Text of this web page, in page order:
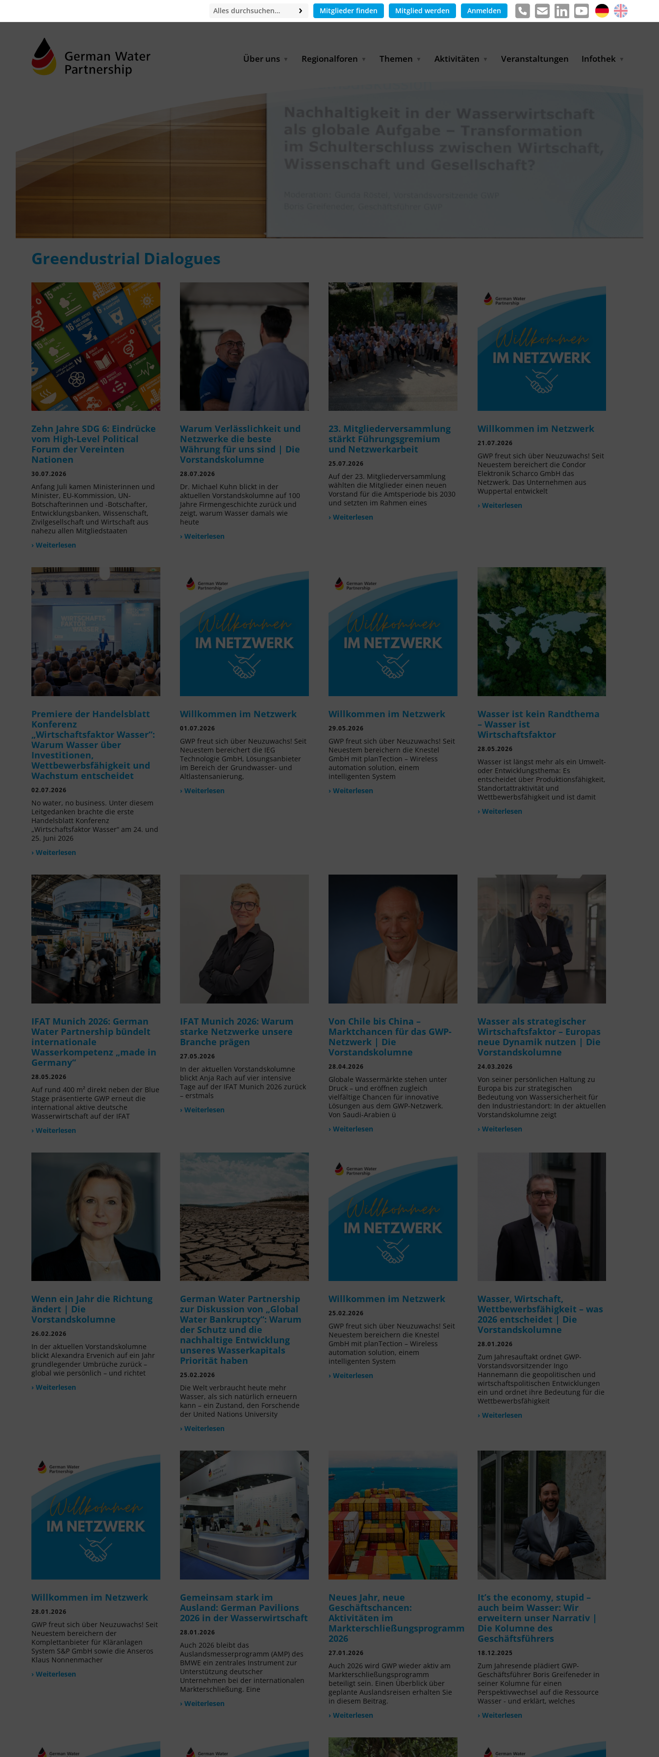
Mitglieder finden Mitglied werden Anmelden
Über uns
Geschäftsstelle
Regionalforen Themen Aktivitäten Veranstaltungen Infothek
Greendustrial Dialogues
Zehn Jahre SDG 6: Eindrücke
vom High-Level Political
Forum der Vereinten
Nationen
30.07.2026
Anfang Juli kamen Ministerinnen und
Minister, EU-Kommission, UN-
Botschafterinnen und -Botschafter,
Entwicklungsbanken, Wissenschaft,
Zivilgesellschaft und Wirtschaft aus
nahezu allen Mitgliedstaaten
› Weiterlesen
Warum Verlässlichkeit und
Netzwerke die beste
Währung für uns sind | Die
Vorstandskolumne
28.07.2026
Dr. Michael Kuhn blickt in der
aktuellen Vorstandskolumne auf 100
Jahre Firmengeschichte zurück und
zeigt, warum Wasser damals wie
heute
› Weiterlesen
23. Mitgliederversammlung
stärkt Führungsgremium
und Netzwerkarbeit
25.07.2026
Auf der 23. Mitgliederversammlung
wählten die Mitglieder einen neuen
Vorstand für die Amtsperiode bis 2030
und setzten im Rahmen eines
› Weiterlesen
Willkommen im Netzwerk
21.07.2026
GWP freut sich über Neuzuwachs! Seit
Neuestem bereichert die Condor
Elektronik Scharco GmbH das
Netzwerk. Das Unternehmen aus
Wuppertal entwickelt
› Weiterlesen
Premiere der Handelsblatt
Konferenz
„Wirtschaftsfaktor Wasser“:
Warum Wasser über
Investitionen,
Wettbewerbsfähigkeit und
Wachstum entscheidet
02.07.2026
No water, no business. Unter diesem
Leitgedanken brachte die erste
Handelsblatt Konferenz
„Wirtschaftsfaktor Wasser“ am 24. und
25. Juni 2026
› Weiterlesen
Willkommen im Netzwerk
01.07.2026
GWP freut sich über Neuzuwachs! Seit
Neuestem bereichert die IEG
Technologie GmbH, Lösungsanbieter
im Bereich der Grundwasser- und
Altlastensanierung,
› Weiterlesen
Willkommen im Netzwerk
29.05.2026
GWP freut sich über Neuzuwachs! Seit
Neuestem bereichern die Knestel
GmbH mit planTection – Wireless
automation solution, einem
intelligenten System
› Weiterlesen
Wasser ist kein Randthema
– Wasser ist
Wirtschaftsfaktor
28.05.2026
Wasser ist längst mehr als ein Umwelt-
oder Entwicklungsthema: Es
entscheidet über Produktionsfähigkeit,
Standortattraktivität und
Wettbewerbsfähigkeit und ist damit
› Weiterlesen
IFAT Munich 2026: German
Water Partnership bündelt
internationale
Wasserkompetenz „made in
Germany“
28.05.2026
Auf rund 400 m² direkt neben der Blue
Stage präsentierte GWP erneut die
international aktive deutsche
Wasserwirtschaft auf der IFAT
› Weiterlesen
IFAT Munich 2026: Warum
starke Netzwerke unsere
Branche prägen
27.05.2026
In der aktuellen Vorstandskolumne
blickt Anja Rach auf vier intensive
Tage auf der IFAT Munich 2026 zurück
– erstmals
› Weiterlesen
Von Chile bis China –
Marktchancen für das GWP-
Netzwerk | Die
Vorstandskolumne
28.04.2026
Globale Wassermärkte stehen unter
Druck – und eröffnen zugleich
vielfältige Chancen für innovative
Lösungen aus dem GWP-Netzwerk.
Von Saudi-Arabien ü
› Weiterlesen
Wasser als strategischer
Wirtschaftsfaktor – Europas
neue Dynamik nutzen | Die
Vorstandskolumne
24.03.2026
Von seiner persönlichen Haltung zu
Europa bis zur strategischen
Bedeutung von Wassersicherheit für
den Industriestandort: In der aktuellen
Vorstandskolumne zeigt
› Weiterlesen
Wenn ein Jahr die Richtung
ändert | Die
Vorstandskolumne
26.02.2026
In der aktuellen Vorstandskolumne
blickt Alexandra Ervenich auf ein Jahr
grundlegender Umbrüche zurück –
global wie persönlich – und richtet
› Weiterlesen
German Water Partnership
zur Diskussion von „Global
Water Bankruptcy“: Warum
der Schutz und die
nachhaltige Entwicklung
unseres Wasserkapitals
Priorität haben
25.02.2026
Die Welt verbraucht heute mehr
Wasser, als sich natürlich erneuern
kann – ein Zustand, den Forschende
der United Nations University
› Weiterlesen
Willkommen im Netzwerk
25.02.2026
GWP freut sich über Neuzuwachs! Seit
Neuestem bereichern die Knestel
GmbH mit planTection – Wireless
automation solution, einem
intelligenten System
› Weiterlesen
Wasser, Wirtschaft,
Wettbewerbsfähigkeit – was
2026 entscheidet | Die
Vorstandskolumne
28.01.2026
Zum Jahresauftakt ordnet GWP-
Vorstandsvorsitzender Ingo
Hannemann die geopolitischen und
wirtschaftspolitischen Entwicklungen
ein und ordnet ihre Bedeutung für die
Wettbewerbsfähigkeit
› Weiterlesen
Willkommen im Netzwerk
28.01.2026
GWP freut sich über Neuzuwachs! Seit
Neuestem bereichern der
Komplettanbieter für Kläranlagen
System S&P GmbH sowie die Anseros
Klaus Nonnenmacher
› Weiterlesen
Gemeinsam stark im
Ausland: German Pavilions
2026 in der Wasserwirtschaft
28.01.2026
Auch 2026 bleibt das
Auslandsmesserprogramm (AMP) des
BMWE ein zentrales Instrument zur
Unterstützung deutscher
Unternehmen bei der internationalen
Markterschließung. Eine
› Weiterlesen
Neues Jahr, neue
Geschäftschancen:
Aktivitäten im
Markterschließungsprogramm
2026
27.01.2026
Auch 2026 wird GWP wieder aktiv am
Markterschließungsprogramm
beteiligt sein. Einen Überblick über
geplante Auslandsreisen erhalten Sie
in diesem Beitrag.
› Weiterlesen
It’s the economy, stupid –
auch beim Wasser: Wir
erweitern unser Narrativ |
Die Kolumne des
Geschäftsführers
18.12.2025
Zum Jahresende plädiert GWP-
Geschäftsführer Boris Greifeneder in
seiner Kolumne für einen
Perspektivwechsel auf die Ressource
Wasser - und erklärt, welches
› Weiterlesen